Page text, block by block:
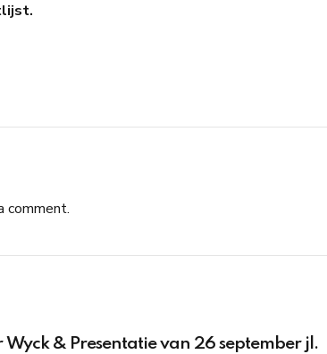
comment.
& Presentatie van 26 september jl.